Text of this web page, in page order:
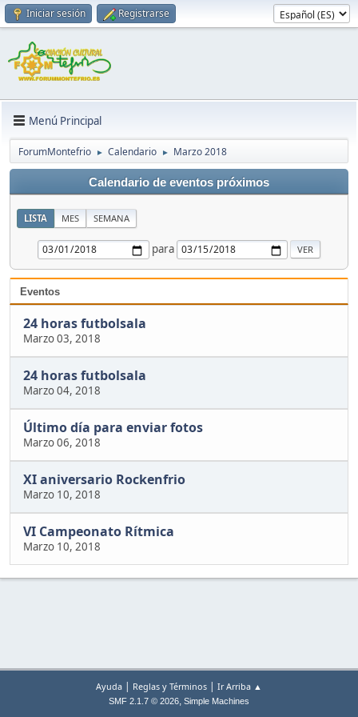
Iniciar sesión Registrarse
Menú Principal
ForumMontefrio ► Calendario ► Marzo 2018
Calendario de eventos próximos
LISTA MES SEMANA
para
Eventos
24 horas futbolsala
Marzo 03, 2018
24 horas futbolsala
Marzo 04, 2018
Último día para enviar fotos
Marzo 06, 2018
XI aniversario Rockenfrio
Marzo 10, 2018
VI Campeonato Rítmica
Marzo 10, 2018
Ayuda | Reglas y Términos | Ir Arriba ▲
SMF 2.1.7 © 2026, Simple Machines